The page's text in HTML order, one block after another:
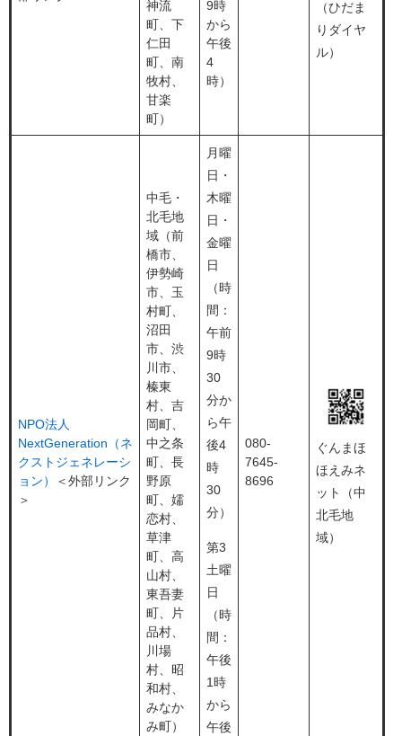
神流
町、下
仁田
町、南
牧村、
甘楽
町）
9時
から
午後
4
時）
（ひだま
りダイヤ
ル）
NPO法人
NextGeneration（ネ
クストジェネレーシ
ョン）
＜外部リンク
＞
中毛・
北毛地
域（前
橋市、
伊勢崎
市、玉
村町、
沼田
市、渋
川市、
榛東
村、吉
岡町、
中之条
町、長
野原
町、嬬
恋村、
草津
町、高
山村、
東吾妻
町、片
品村、
川場
村、昭
和村、
みなか
み町）
月曜
日・
木曜
日・
金曜
日
（時
間：
午前
9時
30
分か
ら午
後4
時
30
分）
第3
土曜
日
（時
間：
午後
1時
から
午後
080-
7645-
8696
ぐんまほ
ほえみネ
ット（中
北毛地
域）